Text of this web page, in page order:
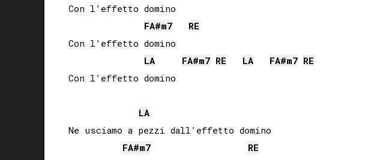
Con l’effetto domino
FA#m7
RE
Con l’effetto domino
LA
FA#m7 RE LA FA#m7 RE
Con l’effetto domino
LA
Ne usciamo a pezzi dall’effetto domino
FA#m7
RE